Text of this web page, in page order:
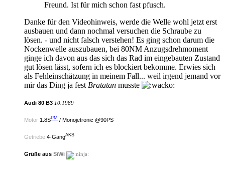
Freund. Ist für mich schon fast pfusch.
Danke für den Videohinweis, werde die Welle wohl jetzt erst
ausbauen und dann nochmal versuchen die Schraube zu
lösen. - und nicht falsch verstehen! Es ging schon darum die
Nockenwelle auszubauen, bei 80NM Anzugsdrehmoment
ginge ich davon aus das sich das Rad im eingebauten Zustand
gut lösen lässt, sofern ich es blockiert bekomme. Erwies sich
als Fehleinschätzung in meinem Fall... weil irgend jemand vor
mir das Ding ja fest Bratatan musste
Audi 80 B3 10.1989
Motor 1.8SPM / Monojetronic @90PS
Getriebe 4-GangAKS
Grüße aus SiWi